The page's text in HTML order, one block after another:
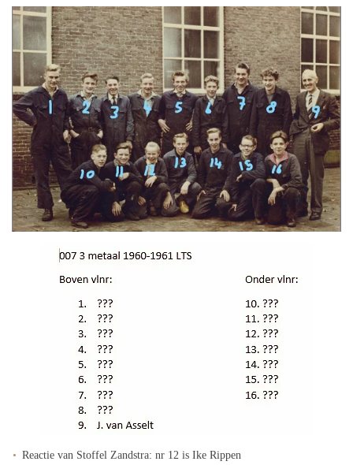
Reactie van Stoffel Zandstra: nr 12 is Ike Rippen